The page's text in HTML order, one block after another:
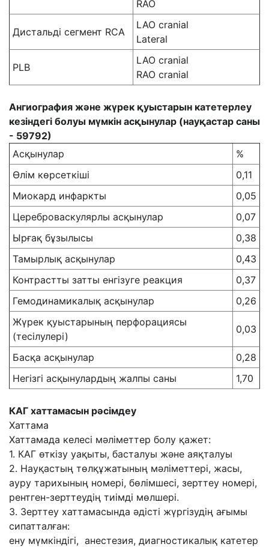
RAO
Дистальді сегмент RCA
LAO cranial
Lateral
PLB
LAO cranial
RAO cranial
Ангиография және жүрек қуыстарын катетерлеу
кезіндегі болуы мүмкін асқынулар (науқастар саны
- 59792)
Асқынулар
%
Өлім көрсеткіші
0,11
Миокард инфаркты
0,05
Цереброваскулярлы асқынулар
0,07
Ырғақ бұзылысы
0,38
Тамырлық асқынулар
0,43
Контрастты затты енгізуге реакция
0,37
Гемодинамикалық асқынулар
0,26
Жүрек қуыстарының перфорациясы
(тесілулері)
0,03
Басқа асқынулар
0,28
Негізгі асқынулардың жалпы саны
1,70
КАГ хаттамасын рәсімдеу
Хаттама
Хаттамада келесі мәліметтер болу қажет:
1. КАГ өткізу уақыты, басталуы және аяқталуы
2. Науқастың төлқұжатының мәліметтері, жасы,
ауру тарихының номері, бөлімшесі, зерттеу номері,
рентген-зерттеудің тиімді мөлшері.
3. Зерттеу хаттамасында әдісті жүргізудің ағымы
сипатталған:
ену мүмкіндігі, анестезия, диагностикалық катетер